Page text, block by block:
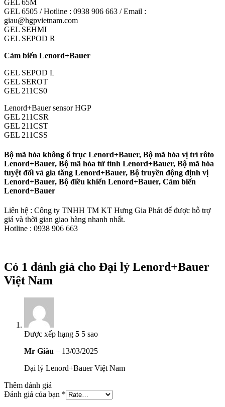
GEL 65M
GEL 6505 / Hotline : 0938 906 663 / Email :
giau@hgpvietnam.com
GEL SEHMI
GEL SEPOD R
Cảm biến Lenord+Bauer
GEL SEPOD L
GEL SEROT
GEL 211CS0
Lenord+Bauer sensor HGP
GEL 211CSR
GEL 211CST
GEL 211CSS
Bộ mã hóa không ổ trục Lenord+Bauer, Bộ mã hóa vị trí rôto
Lenord+Bauer, Bộ mã hóa từ tính Lenord+Bauer, Bộ mã hóa
tuyệt đối và gia tăng Lenord+Bauer, Bộ truyền động định vị
Lenord+Bauer, Bộ điều khiển Lenord+Bauer, Cảm biến
Lenord+Bauer
Liên hệ : Công ty TNHH TM KT Hưng Gia Phát để được hỗ trợ
giá và thời gian giao hàng nhanh nhất.
Hotline : 0938 906 663
Có 1 đánh giá cho Đại lý Lenord+Bauer
Việt Nam
Được xếp hạng 5 5 sao
Mr Giàu – 13/03/2025
Đại lý Lenord+Bauer Việt Nam
Thêm đánh giá
Đánh giá của bạn *